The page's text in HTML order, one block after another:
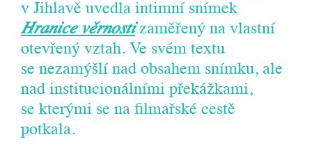
v Jihlavě uvedla intimní snímek
Hranice věrnostizaměřený na vlastní
otevřený vztah. Ve svém textu
se nezamýšlí nad obsahem snímku, ale
nad institucionálními překážkami,
se kterými se na filmařské cestě
potkala.